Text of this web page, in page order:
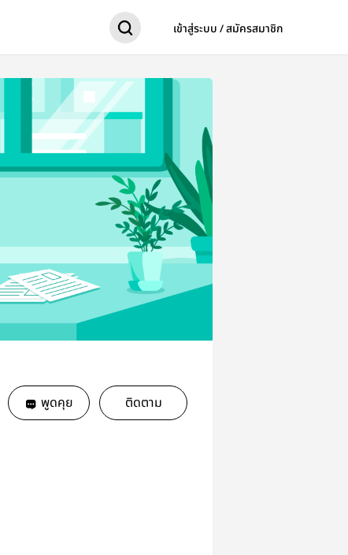
เข้าสู่ระบบ / สมัครสมาชิก
พูดคุย ติดตาม